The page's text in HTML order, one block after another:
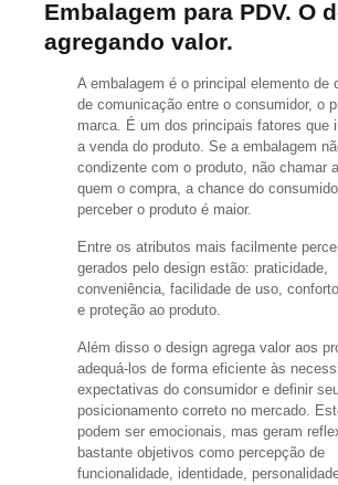
Embalagem para PDV. O
agregando valor.
A embalagem é o principal elemento de
de comunicação entre o consumidor, o
marca. É um dos principais fatores que
a venda do produto. Se a embalagem
condizente com o produto, não chamar
quem o compra, a chance do
perceber o produto é maior.
Entre os atributos mais facilmente
gerados pelo design estão: praticidade,
conveniência, facilidade de uso,
e proteção ao produto.
Além disso o design agrega valor aos
adequá-los de forma eficiente às
expectativas do consumidor e definir
posicionamento correto no mercado.
podem ser emocionais, mas geram
bastante objetivos como percepção de
funcionalidade, identidade,